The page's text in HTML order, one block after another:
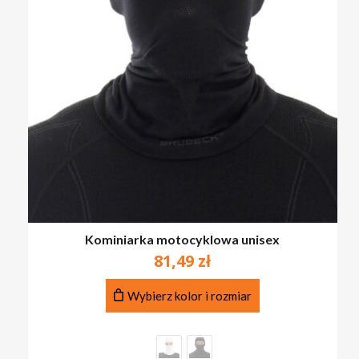
Kominiarka motocyklowa unisex
81,49 zł
Wybierz kolor i rozmiar